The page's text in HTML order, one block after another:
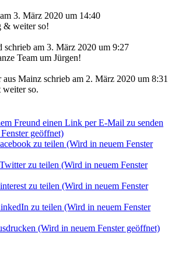
3. März 2020 um 14:40
& weiter so!
schrieb am 3. März 2020 um 9:27
Team um Jürgen!
aus Mainz schrieb am 2. März 2020 um 8:31
weiter so.
Freund einen Link per E-Mail zu senden
geöffnet)
zu teilen (Wird in neuem Fenster
zu teilen (Wird in neuem Fenster
zu teilen (Wird in neuem Fenster
zu teilen (Wird in neuem Fenster
(Wird in neuem Fenster geöffnet)